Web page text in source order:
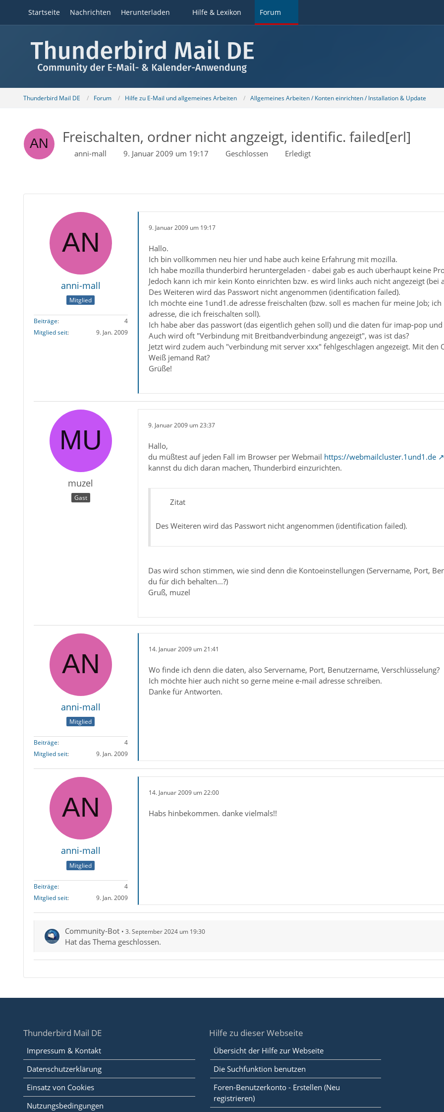
Startseite Nachrichten Herunterladen Hilfe & Lexikon Forum
Thunderbird Mail DE Forum Hilfe zu E-Mail und allgemeines Arbeiten Allgemeines Arbeiten / Konten einrichten / Installation & Update
Freischalten, ordner nicht angzeigt, identific. failed[erl]
anni-mall 9. Januar 2009 um 19:17 Geschlossen Erledigt
anni-mall
Mitglied
Beiträge
4
Mitglied seit
9. Jan. 2009
9. Januar 2009 um 19:17
Hallo.
Ich bin vollkommen neu hier und habe auch keine Erfahrung mit mozilla.
Ich habe mozilla thunderbird heruntergeladen - dabei gab es auch überhaupt keine
Jedoch kann ich mir kein Konto einrichten bzw. es wird links auch nicht angezeigt (bei
Des Weiteren wird das Passwort nicht angenommen (identification failed).
Ich möchte eine 1und1.de adresse freischalten (bzw. soll es machen für meine Job;
adresse, die ich freischalten soll).
Ich habe aber das passwort (das eigentlich gehen soll) und die daten für imap-pop
Auch wird oft "Verbindung mit Breitbandverbindung angezeigt", was ist das?
Jetzt wird zudem auch "verbindung mit server xxx" fehlgeschlagen angezeigt. Mit den
Weiß jemand Rat?
Grüße!
muzel
Gast
9. Januar 2009 um 23:37
Hallo,
du müßtest auf jeden Fall im Browser per Webmail https://webmailcluster.1und1.de
kannst du dich daran machen, Thunderbird einzurichten.
Zitat
Des Weiteren wird das Passwort nicht angenommen (identification failed).
Das wird schon stimmen, wie sind denn die Kontoeinstellungen (Servername, Port,
du für dich behalten...?)
Gruß, muzel
anni-mall
Mitglied
Beiträge
4
Mitglied seit
9. Jan. 2009
14. Januar 2009 um 21:41
Wo finde ich denn die daten, also Servername, Port, Benutzername, Verschlüsselung?
Ich möchte hier auch nicht so gerne meine e-mail adresse schreiben.
Danke für Antworten.
anni-mall
Mitglied
Beiträge
4
Mitglied seit
9. Jan. 2009
14. Januar 2009 um 22:00
Habs hinbekommen. danke vielmals!!
Community-Bot 3. September 2024 um 19:30
Hat das Thema geschlossen.
Thunderbird Mail DE
Impressum & Kontakt
Datenschutzerklärung
Einsatz von Cookies
Nutzungsbedingungen
Hilfe zu dieser Webseite
Übersicht der Hilfe zur Webseite
Die Suchfunktion benutzen
Foren-Benutzerkonto - Erstellen (Neu
registrieren)